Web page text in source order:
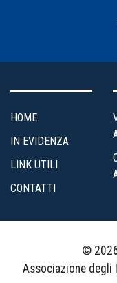
HOME
IN EVIDENZA
LINK UTILI
CONTATTI
©
Associazione degli